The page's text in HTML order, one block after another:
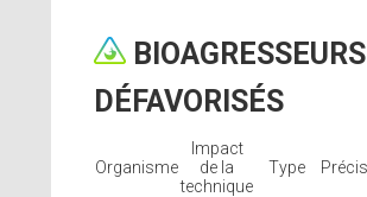
BIOAGRESSEURS
DÉFAVORISÉS
Organisme
Impact
de la
technique
Type